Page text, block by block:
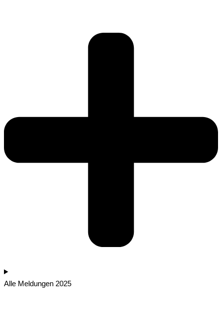
Alle Meldungen 2025